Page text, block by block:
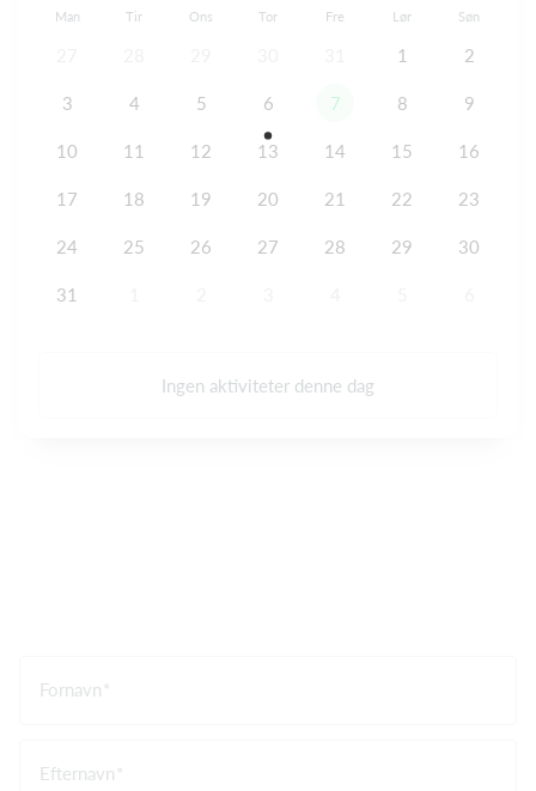
Man Tir Ons Tor Fre Lør Søn
1 2
3 4 5 6 7 8 9
10 11 12 13 14 15 16
17 18 19 20 21 22 23
24 25 26 27 28 29 30
31
Ingen aktiviteter denne dag
Fornavn
Efternavn